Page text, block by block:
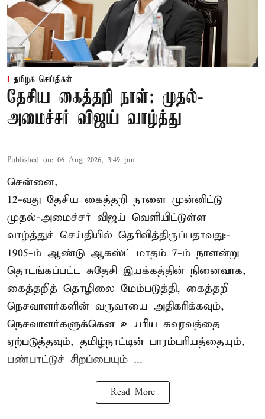
தமிழக செய்திகள்
தேசிய கைத்தறி நாள்: முதல்-
அமைச்சர் விஜய் வாழ்த்து
Published on: 06 Aug 2026, 3:49 pm
சென்னை,
12-வது தேசிய கைத்தறி நாளை முன்னிட்டு
முதல்-அமைச்சர் விஜய் வெளியிட்டுள்ள
வாழ்த்துச் செய்தியில் தெரிவித்திருப்பதாவது:-
1905-ம் ஆண்டு ஆகஸ்ட் மாதம் 7-ம் நாளன்று
தொடங்கப்பட்ட சுதேசி இயக்கத்தின் நினைவாக,
கைத்தறித் தொழிலை மேம்படுத்தி, கைத்தறி
நெசவாளர்களின் வருவாயை அதிகரிக்கவும்,
நெசவாளர்களுக்கென உயரிய கவுரவத்தை
ஏற்படுத்தவும், தமிழ்நாட்டின் பாரம்பரியத்தையும்,
பண்பாட்டுச் சிறப்பையும் ...
Read More